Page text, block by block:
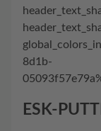
8d1b-
ESK-